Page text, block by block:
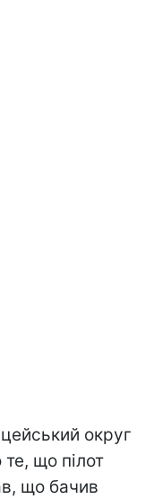
округ
що пілот
що бачив